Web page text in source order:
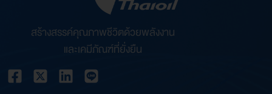
สร้างสรรค์คุณภาพชีวิตด้วยพลังงาน
และเคมีภัณฑ์ที่ยั่งยืน